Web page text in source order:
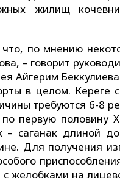
жилищ
по мнению
– говорит
Айгерим
в целом. Кереге
требуются 6-8
первую половину
– саганак длиной
Для получения
желобками на